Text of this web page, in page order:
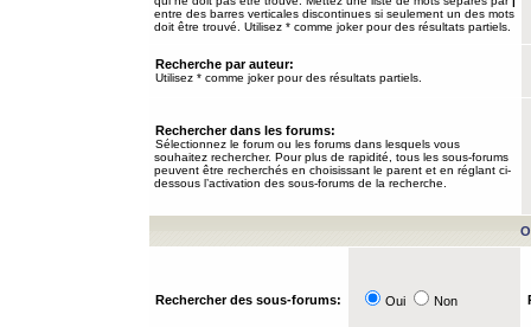
entre des barres verticales discontinues si seulement un des mots
doit être trouvé. Utilisez * comme joker pour des résultats partiels.
Recherche par auteur:
Utilisez * comme joker pour des résultats partiels.
Rechercher dans les forums:
Sélectionnez le forum ou les forums dans lesquels vous
souhaitez rechercher. Pour plus de rapidité, tous les sous-forums
peuvent être recherchés en choisissant le parent et en réglant ci-
dessous l’activation des sous-forums de la recherche.
Rechercher des sous-forums: Oui Non